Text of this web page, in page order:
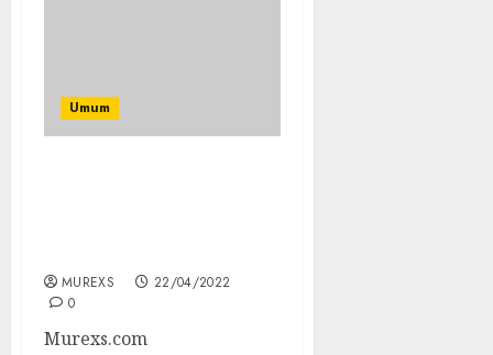
Umum
MUREXS
22/04/2022
0
Murexs.com